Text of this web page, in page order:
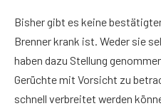
Bisher gibt es keine
Brenner krank ist. Weder sie
haben dazu Stellung
Gerüchte mit Vorsicht zu
schnell verbreitet werden